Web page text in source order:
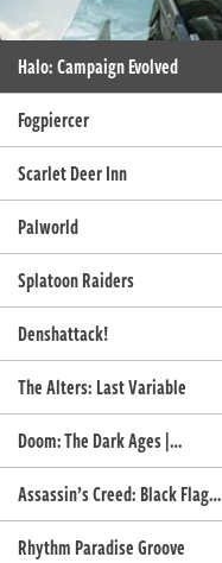
Halo: Campaign Evolved
Fogpiercer
Scarlet Deer Inn
Palworld
Splatoon Raiders
Denshattack!
The Alters: Last Variable
Doom: The Dark Ages |…
Assassin’s Creed: Black Flag…
Rhythm Paradise Groove